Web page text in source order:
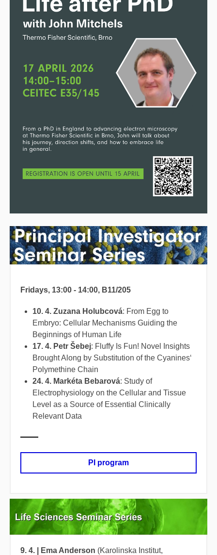
Fridays, 13:00 - 14:00, B11/205
10. 4. Zuzana Holubcová: From Egg to
Embryo: Cellular Mechanisms Guiding the
Beginnings of Human Life
17. 4. Petr Šebej: Fluffy Is Fun! Novel Insights
Brought Along by Substitution of the Cyanines‘
Polymethine Chain
24. 4. Markéta Bebarová: Study of
Electrophysiology on the Cellular and Tissue
Level as a Source of Essential Clinically
Relevant Data
PI program
9. 4. Ema Anderson (Karolinska Institut,